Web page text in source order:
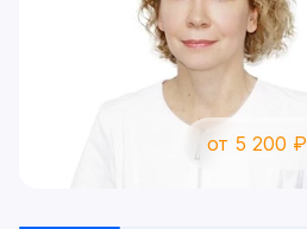
от 5 200 ₽